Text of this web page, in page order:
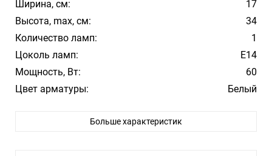
Ширина, см:
17
Высота, max, см:
34
Количество ламп:
1
Цоколь ламп:
E14
Мощность, Вт:
60
Цвет арматуры:
Белый
Материал плафона/абажура:
Больше характеристик